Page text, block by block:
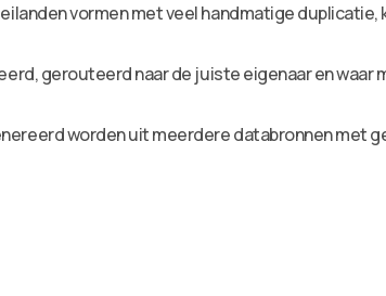
vormen met veel handmatige duplicatie,
gerouteerd naar de juiste eigenaar en waar
worden uit meerdere databronnen met